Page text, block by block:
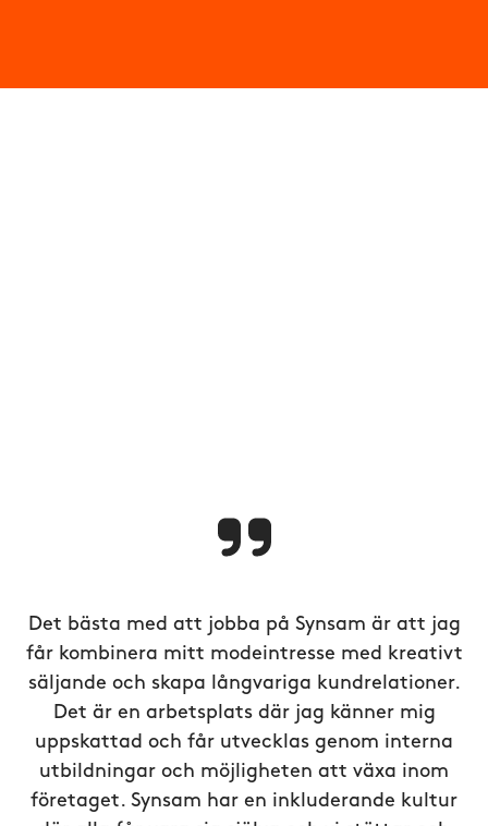
Det bästa med att jobba på Synsam är att jag
får kombinera mitt modeintresse med kreativt
säljande och skapa långvariga kundrelationer.
Det är en arbetsplats där jag känner mig
uppskattad och får utvecklas genom interna
utbildningar och möjligheten att växa inom
företaget. Synsam har en inkluderande kultur